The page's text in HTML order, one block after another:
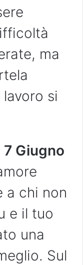
ma
si
7 Giugno
a chi non
e il tuo
una
Sul